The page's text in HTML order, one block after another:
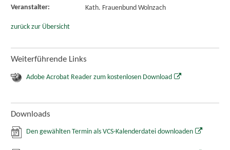
Veranstalter:
Kath. Frauenbund Wolnzach
zurück zur Übersicht
Weiterführende Links
Adobe Acrobat Reader zum kostenlosen Download
Downloads
Den gewählten Termin als VCS-Kalenderdatei downloaden